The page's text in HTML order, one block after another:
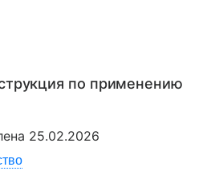
по применению
25.02.2026